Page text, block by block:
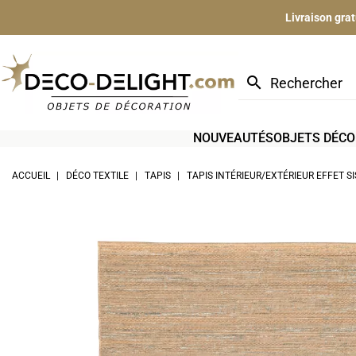
Livraison
search
NOUVEAUTÉSOBJETS DÉCO
ACCUEIL DÉCO TEXTILE TAPIS TAPIS INTÉRIEUR/EXTÉRIEUR EFFET